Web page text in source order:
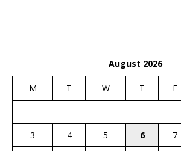
August 2026
M T W T F
3
4 5 6 7